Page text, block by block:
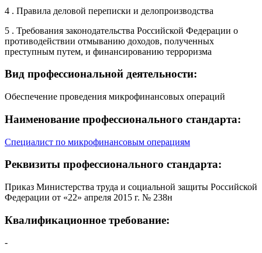
4 . Правила деловой переписки и делопроизводства
5 . Требования законодательства Российской Федерации о
противодействии отмыванию доходов, полученных
преступным путем, и финансированию терроризма
Вид профессиональной деятельности:
Обеспечение проведения микрофинансовых операций
Наименование профессионального стандарта:
Специалист по микрофинансовым операциям
Реквизиты профессионального стандарта:
Приказ Министерства труда и социальной защиты Российской
Федерации от «22» апреля 2015 г. № 238н
Квалификационное требование:
-